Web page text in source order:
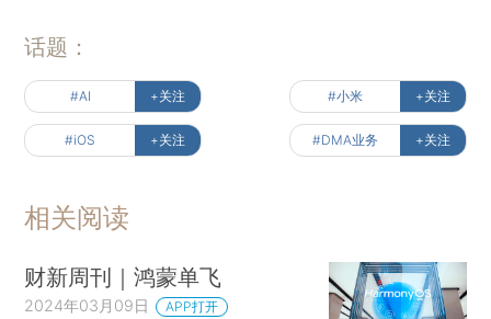
话题：
#AI +关注 #小米 +关注
#iOS +关注 #DMA业务 +关注
相关阅读
财新周刊｜鸿蒙单飞
2024年03月09日 APP打开